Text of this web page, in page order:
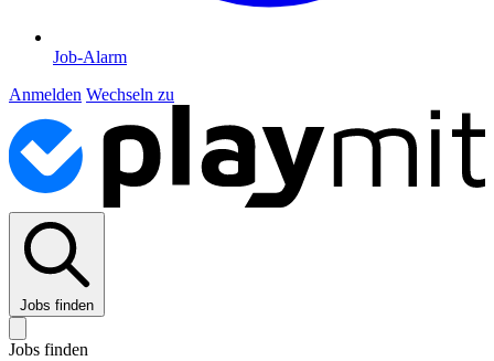
Job-Alarm
Anmelden Wechseln zu
Jobs finden
Jobs finden